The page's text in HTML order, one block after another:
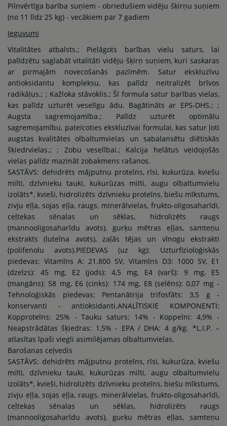
Pilnvērtīga barība suņiem - obriedušiem vidēju šķirņu suņiem
(no 11 līdz 25 kg) - vecākiem par 7 gadiem
Ieguvumi
Vitalitātes atbalsts.; Pielāgots barības vielu saturs, lai
palīdzētu saglabāt vitalitāti vidēju šķirņ suņiem, kuri saskaras
ar pirmajām novecošanās pazīmēm. Satur ekskluzīvu
antioksidantu kompleksu, kas palīdz neitralizēt brīvos
radikāļus.; ; Kažloka stāvoklis.; Šī formula satur barības vielas,
kas palīdz uzturēt veselīgu ādu. Bagātināts ar EPS-DHS.; ;
Augsta sagremojamība.; Palīdz uzturēt optimālu
sagremojamību, pateicoties ekskluzīvai formulai, kas satur ļoti
augstas kvalitātes olbaltumvielas un sabalansētu diētiskās
šķiedrvielas.; ; Zobu veselībai.; Kalcija helātus veidojošās
vielas palīdz mazināt zobakmens rašanos.
SASTĀVS: dehidrēts mājputnu proteīns, rīsi, kukurūza, kviešu
milti, dzīvnieku tauki, kukurūzas milti, augu olbaltumvielu
izolāts*, kvieši, hidrolizēts dzīvnieku proteīns, biešu mīkstums,
zivju eļļa, sojas eļļa, raugs, minerālvielas, frukto-oligosaharīdi,
ceļtekas sēnalas un sēklas, hidrolizēts raugs
(mannooligosaharīdu avots), gurķu mētras eļļas, samteņu
ekstrakts (luteīna avots), zaļās tējas un vīnogu ekstrakti
(polifenolu avots).PIEDEVAS (uz kg): Uzturfizioloģiskās
piedevas: Vitamīns A: 21.800 SV, Vitamīns D3: 1000 SV, E1
(dzelzs): 45 mg, E2 (jods): 4,5 mg, E4 (varš): 9 mg, E5
(mangāns): 58 mg, E6 (cinks): 174 mg, E8 (selēns): 0,07 mg -
Tehnoloģiskās piedevas: Pentanātrija trifosfāts: 3,5 g -
konservanti - antioksidanti.ANALĪTISKIE KOMPONENTI:
Kopproteīns: 25% - Tauku saturs: 14% - Koppelni: 4,9% -
Neapstrādātas šķiedras: 1,5% - EPA / DHA: 4 g/kg. *L.I.P. –
atlasītas īpaši viegli asimilējamas olbaltumvielas.
Barošanas ceļvedis
SASTĀVS: dehidrēts mājputnu proteīns, rīsi, kukurūza, kviešu
milti, dzīvnieku tauki, kukurūzas milti, augu olbaltumvielu
izolāts*, kvieši, hidrolizēts dzīvnieku proteīns, biešu mīkstums,
zivju eļļa, sojas eļļa, raugs, minerālvielas, frukto-oligosaharīdi,
ceļtekas sēnalas un sēklas, hidrolizēts raugs
(mannooligosaharīdu avots), gurķu mētras eļļas, samteņu